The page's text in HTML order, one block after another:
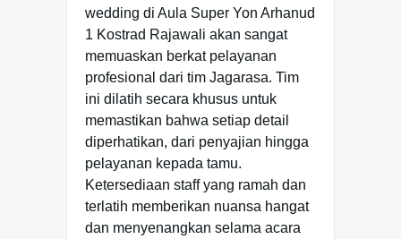
wedding di Aula Super Yon Arhanud
1 Kostrad Rajawali akan sangat
memuaskan berkat pelayanan
profesional dari tim Jagarasa. Tim
ini dilatih secara khusus untuk
memastikan bahwa setiap detail
diperhatikan, dari penyajian hingga
pelayanan kepada tamu.
Ketersediaan staff yang ramah dan
terlatih memberikan nuansa hangat
dan menyenangkan selama acara